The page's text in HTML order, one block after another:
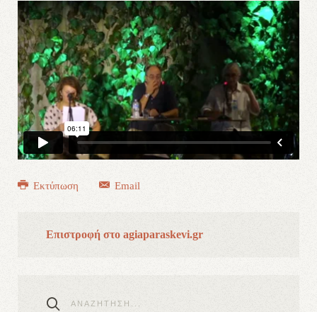
Εκτύπωση Email
Επιστροφή στο agiaparaskevi.gr